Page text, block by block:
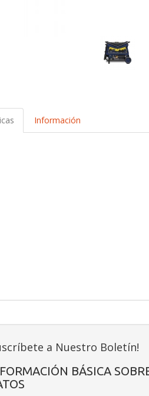
Información
a Nuestro Boletín!
BÁSICA